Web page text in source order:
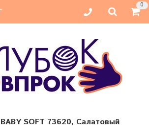
0
BABY SOFT 73620, Салатовый